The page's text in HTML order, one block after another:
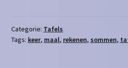
aantal
Categorie: Tafels
Tags: keer, maal, rekenen, sommen,